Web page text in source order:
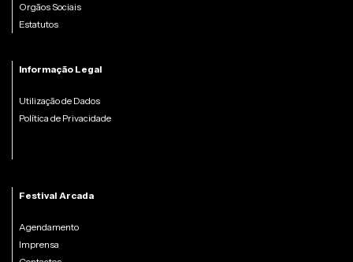
Orgãos Sociais
Estatutos
Informação Legal
Utilização de Dados
Política de Privacidade
Festival Arcada
Agendamento
Imprensa